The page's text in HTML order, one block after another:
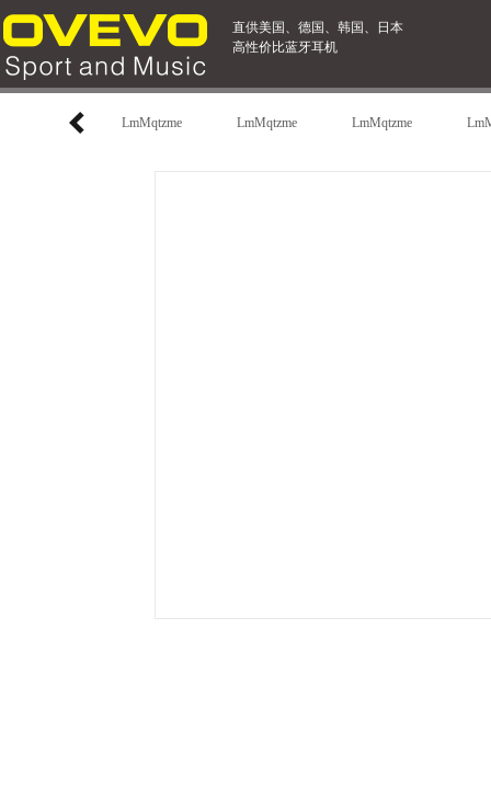
直供美国、德国、韩国、日本
高性价比蓝牙耳机
LmMqtzme LmMqtzme LmMqtzme